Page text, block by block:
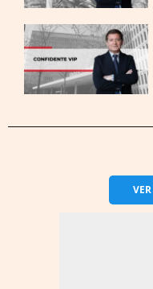
VER